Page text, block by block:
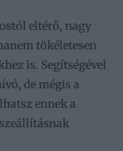
eltérő, nagy
tökéletesen
is. Segítségével
de mégis a
ennek a